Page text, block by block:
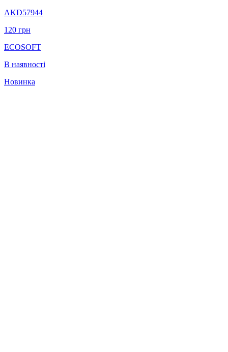
AKD57944
120 грн
ECOSOFT
В наявності
Новинка